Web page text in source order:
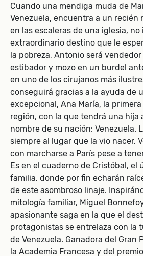
Cuando una mendiga muda de
Venezuela, encuentra a un recién
en las escaleras de una iglesia, no
extraordinario destino que le
la pobreza, Antonio será
estibador y mozo en un burdel
en uno de los cirujanos más
conseguirá gracias a la ayuda de
excepcional, Ana María, la
región, con la que tendrá una hija
nombre de su nación: Venezuela.
siempre al lugar que la vio nacer,
con marcharse a París pese a
Es en el cuaderno de Cristóbal, el
familia, donde por fin echarán
de este asombroso linaje.
mitología familiar, Miguel
apasionante saga en la que el
protagonistas se entrelaza con la
de Venezuela. Ganadora del Gran
la Academia Francesa y del